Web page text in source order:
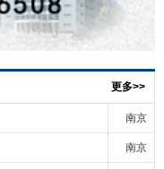
更多>>
南京
南京